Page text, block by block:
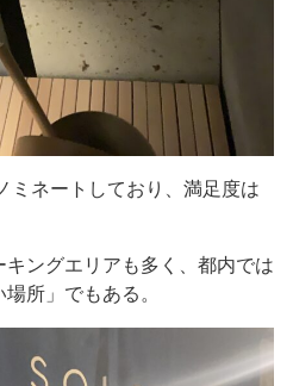
ミネートしており、満足度は
キングエリアも多く、都内では
所」でもある。